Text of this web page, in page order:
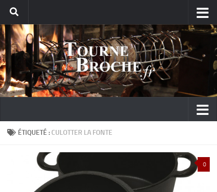
ÉTIQUETÉ : CULOTTER LA FONTE
0